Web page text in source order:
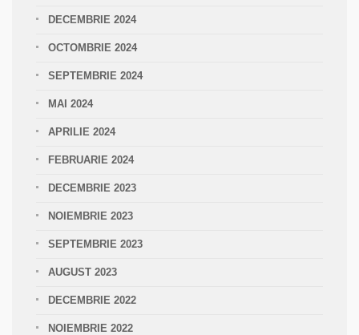
DECEMBRIE 2024
OCTOMBRIE 2024
SEPTEMBRIE 2024
MAI 2024
APRILIE 2024
FEBRUARIE 2024
DECEMBRIE 2023
NOIEMBRIE 2023
SEPTEMBRIE 2023
AUGUST 2023
DECEMBRIE 2022
NOIEMBRIE 2022